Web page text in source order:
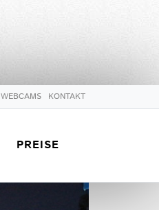
WEBCAMS KONTAKT
PREISE